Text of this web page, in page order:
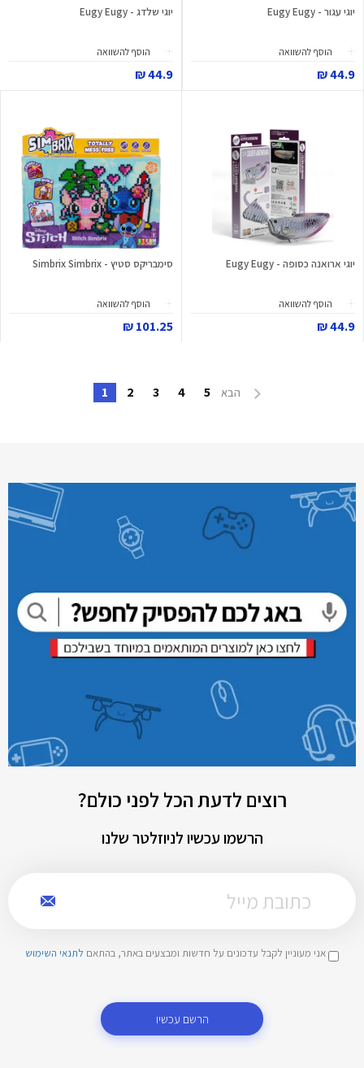
יוגי עגור - Eugy Eugy
הוסף להשוואה
44.9 ₪
יוגי שלדג - Eugy Eugy
הוסף להשוואה
44.9 ₪
יוגי ארואנה כסופה - Eugy Eugy
הוסף להשוואה
44.9 ₪
סימבריקס סטיץ - Simbrix Simbrix
הוסף להשוואה
101.25 ₪
הבא 5
4
3
2
1
רוצים לדעת הכל לפני כולם?
הרשמו עכשיו לניוזלטר שלנו
אני מעוניין לקבל עדכונים על חדשות ומבצעים באתר, בהתאם לתנאי השימוש
הרשם עכשיו